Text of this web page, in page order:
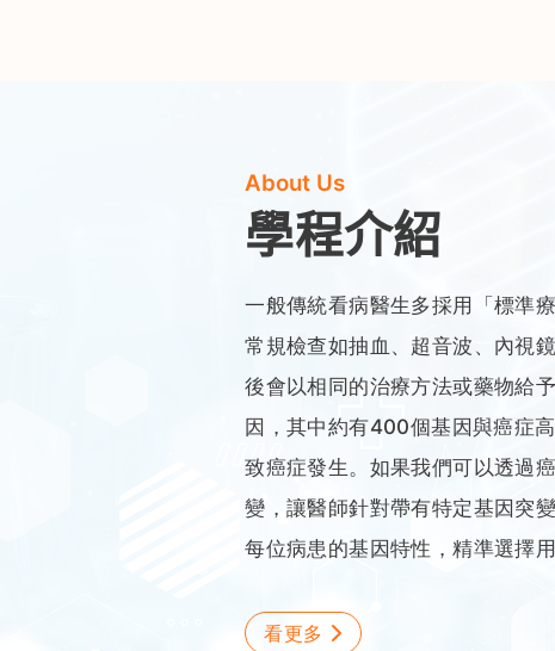
About Us
學程介紹
一般傳統看病醫生多採用「標準
常規檢查如抽血、超音波、內視
後會以相同的治療方法或藥物給
因，其中約有400個基因與癌症
致癌症發生。如果我們可以透過
變，讓醫師針對帶有特定基因突
每位病患的基因特性，精準選擇
看更多